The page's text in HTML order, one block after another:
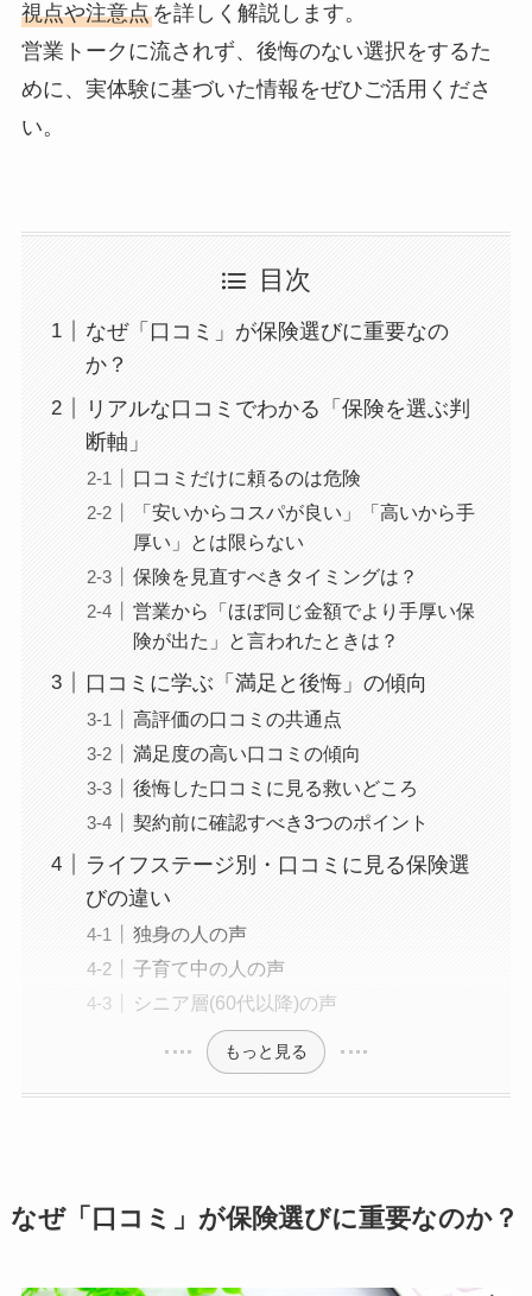
視点や注意点を詳しく解説します。
営業トークに流されず、後悔のない選択をするた
めに、実体験に基づいた情報をぜひご活用くださ
い。
目次
なぜ「口コミ」が保険選びに重要なの
か？
リアルな口コミでわかる「保険を選ぶ判
断軸」
口コミだけに頼るのは危険
「安いからコスパが良い」「高いから手
厚い」とは限らない
保険を見直すべきタイミングは？
営業から「ほぼ同じ金額でより手厚い保
険が出た」と言われたときは？
口コミに学ぶ「満足と後悔」の傾向
高評価の口コミの共通点
満足度の高い口コミの傾向
後悔した口コミに見る救いどころ
契約前に確認すべき3つのポイント
ライフステージ別・口コミに見る保険選
びの違い
独身の人の声
子育て中の人の声
シニア層(60代以降)の声
もっと見る
なぜ「口コミ」が保険選びに重要なのか？